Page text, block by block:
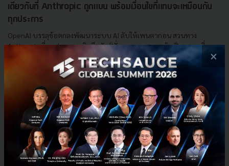
เดียวกับที่ Anthropic ถูกแบน พร้อมเงื่อนไขที่แทบจะเหมือนกัน
ทุกประการ
OpenAI บรรลุข้อตกลงพัฒนาระบบ AI ลับให้เพนตากอน สวนทาง
Anthropic ที่ถูกประธานาธิบดีทรัมป์สั่งแบนและตราหน้าเป็นความเสี่ยง
เจาะลึกความขัดแย้งและทิศทาง AI ทางทหาร...
กุมภาพันธ์ 28, 2026| By Techsauce Team
OpenAI Pentagon Anthropic Sam Altman
×